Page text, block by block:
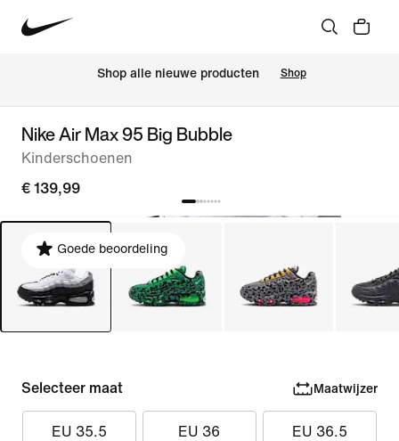
Shop alle nieuwe producten Shop
Nike Air Max 95 Big Bubble
Kinderschoenen
€ 139,99
Goede beoordeling
Selecteer maat Maatwijzer
EU 35.5 EU 36 EU 36.5